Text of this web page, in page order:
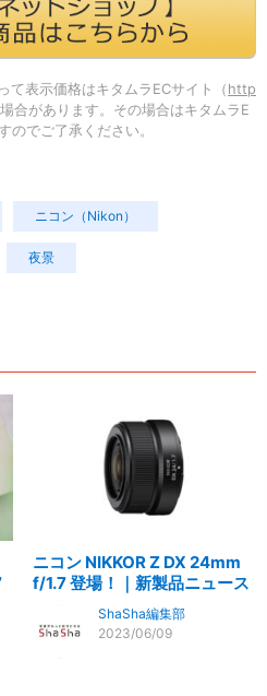
て表示価格はキタムラECサイト（ http
合があります。その場合はキタムラE
のでご了承ください。
ニコン（Nikon）
夜景
ニコン NIKKOR Z DX 24mm
f/1.7 登場！｜新製品ニュース
ShaSha編集部
2023/06/09